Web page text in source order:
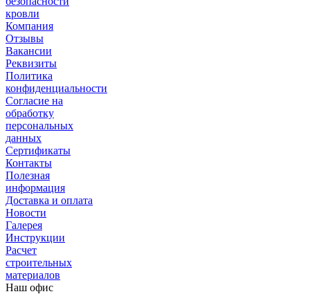
кровли
Компания
Отзывы
Вакансии
Реквизиты
Политика
конфиденциальности
Согласие на
обработку
персональных
данных
Сертификаты
Контакты
Полезная
информация
Доставка и оплата
Новости
Галерея
Инструкции
Расчет
строительных
материалов
Наш офис